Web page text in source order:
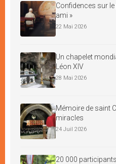
Confidences sur le
ami »
22 Mai 2026
Un chapelet
Léon XIV
28 Mai 2026
Mémoire de saint
miracles
24 Juil 2026
20 000